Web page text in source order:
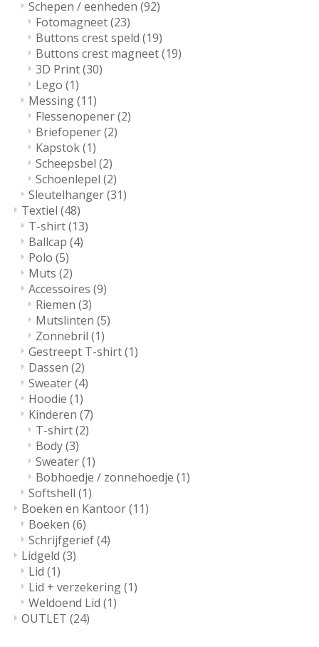
Schepen / eenheden (92)
Fotomagneet(23)
Buttons crest speld (19)
Buttons crest magneet(19)
3D Print(30)
Lego (1)
Messing(11)
Flessenopener(2)
Briefopener(2)
Kapstok(1)
Scheepsbel (2)
Schoenlepel (2)
Sleutelhanger(31)
Textiel (48)
T-shirt(13)
Ballcap (4)
Polo (5)
Muts (2)
Accessoires (9)
Riemen (3)
Mutslinten (5)
Zonnebril (1)
Gestreept T-shirt(1)
Dassen (2)
Sweater(4)
Hoodie (1)
Kinderen (7)
T-shirt(2)
Body(3)
Sweater(1)
Bobhoedje / zonnehoedje (1)
Softshell (1)
Boeken en Kantoor(11)
Boeken (6)
Schrijfgerief(4)
Lidgeld (3)
Lid (1)
Lid + verzekering(1)
Weldoend Lid (1)
OUTLET (24)